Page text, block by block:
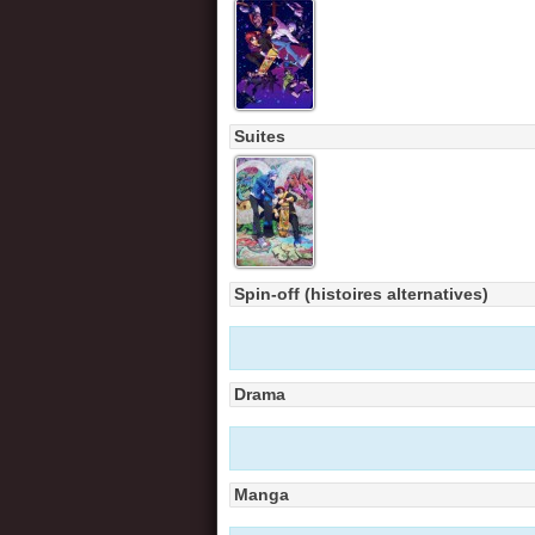
Suites
Spin-off (histoires alternatives)
Drama
Manga